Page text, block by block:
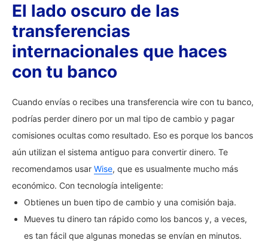
El lado oscuro de las
transferencias
internacionales que haces
con tu banco
Cuando envías o recibes una transferencia wire con tu banco,
podrías perder dinero por un mal tipo de cambio y pagar
comisiones ocultas como resultado. Eso es porque los bancos
aún utilizan el sistema antiguo para convertir dinero. Te
recomendamos usar Wise, que es usualmente mucho más
económico. Con tecnología inteligente:
Obtienes un buen tipo de cambio y una comisión baja.
Mueves tu dinero tan rápido como los bancos y, a veces,
es tan fácil que algunas monedas se envían en minutos.